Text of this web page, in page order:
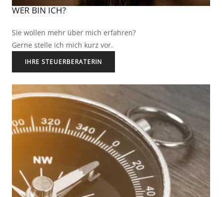
WER BIN ICH?
Sie wollen mehr über mich erfahren?
Gerne stelle ich mich kurz vor.
IHRE STEUERBERATERIN